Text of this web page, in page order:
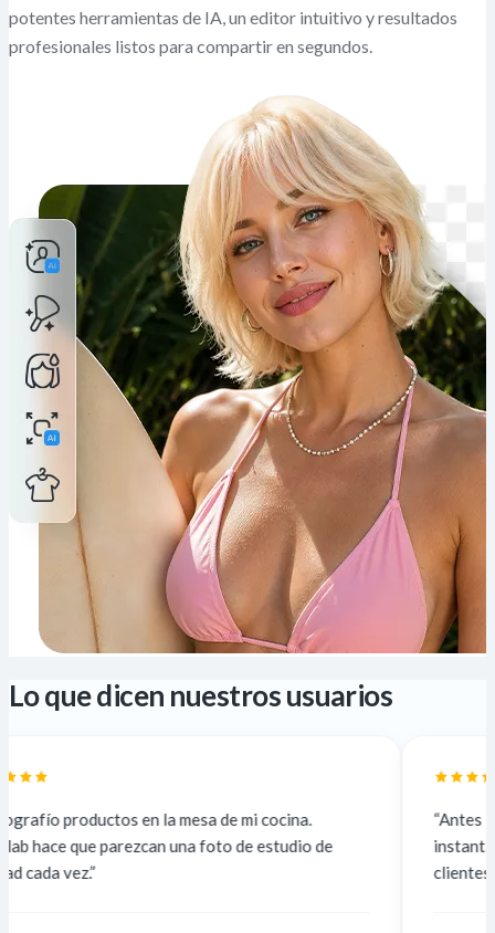
potentes herramientas de IA, un editor intuitivo y resultados
profesionales listos para compartir en segundos.
Lo que dicen nuestros usuarios
mesa de mi cocina.
una foto de estudio de
“Antes lo subcontrataba a 5
instantáneo y gratis. La
clientes no notan la